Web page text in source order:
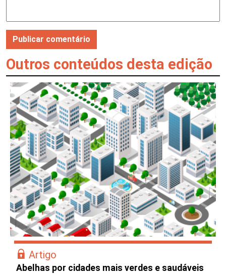
Outros conteúdos desta edição
Artigo
Abelhas por cidades mais verdes e saudáveis